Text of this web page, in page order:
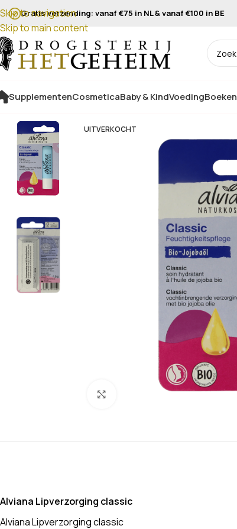
Skip to navigation
Skip to main content
Gratis verzending: vanaf €75 in NL & vanaf €100 in BE
SupplementenCosmeticaBaby & KindVoedingBoeken
UITVERKOCHT
Klik om te vergroten
Alviana Lipverzorging classic
Alviana Lipverzorging classic